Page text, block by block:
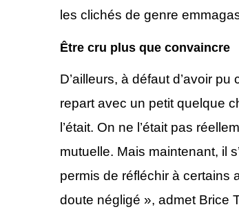
les clichés de genre
Être cru plus que convaincre
D’ailleurs, à défaut d’avoir
repart avec un petit quelque
l’était. On ne l’était pas
mutuelle. Mais maintenant, il
permis de réfléchir à certains
doute négligé », admet Brice